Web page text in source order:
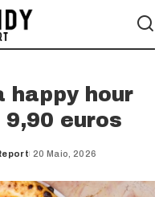
happy hour
euros
20 Maio, 2026